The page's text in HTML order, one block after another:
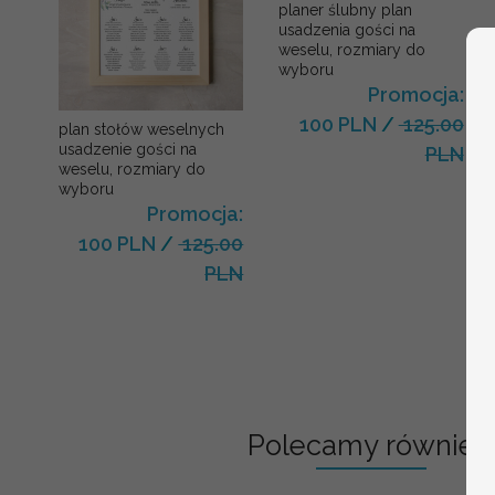
plan stołów weselnych
usadzenie gości na
weselu, rozmiary do
wyboru
Promocja:
100 PLN /125.00
PLN
planer ślubny plan
usadzenia gości na
weselu, rozmiary do
wyboru
Promocja:
100 PLN /125.00
PLN
Polecamy również: